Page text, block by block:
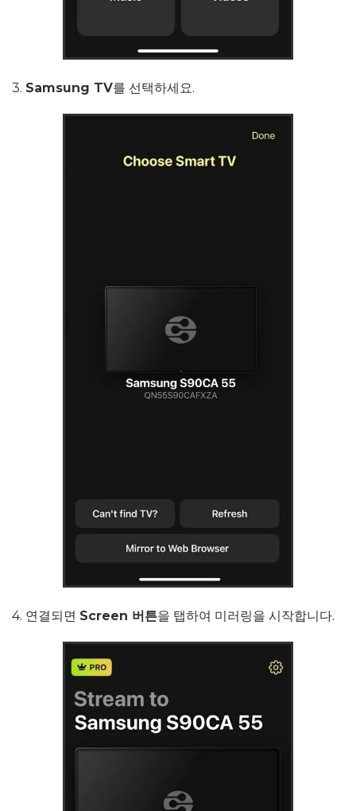
3. Samsung TV를 선택하세요.
4. 연결되면 Screen 버튼을 탭하여 미러링을 시작합니다.